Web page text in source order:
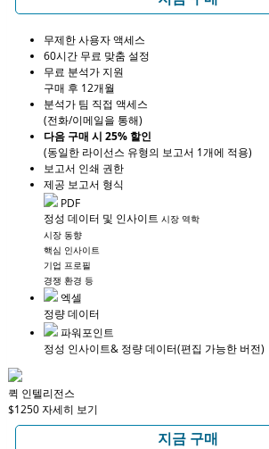
무제한 사용자 액세스
60시간 무료 맞춤 설정
무료 분석가 지원
구매 후 12개월
분석가 팀 직접 액세스
(전화/이메일을 통해)
다음 구매 시 25% 할인
(동일한 라이선스 유형의 보고서 1개에 적용)
보고서 인쇄 권한
제공 보고서 형식
PDF
정성 데이터 및 인사이트 시장 역학
시장 동향
핵심 인사이트
기업 프로필
경쟁 환경 등
엑셀
정량 데이터
파워포인트
정성 인사이트& 정량 데이터(편집 가능한 버전)
퀵 인텔리전스
$1250자세히 보기
지금 구매